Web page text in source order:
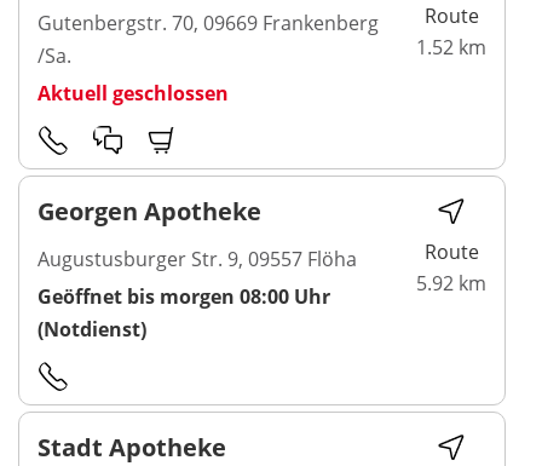
Gutenbergstr. 70, 09669 Frankenberg
/Sa.
Aktuell geschlossen
Route
1.52 km
Georgen Apotheke
Augustusburger Str. 9, 09557 Flöha
Geöffnet bis morgen 08:00 Uhr
(Notdienst)
Route
5.92 km
Stadt Apotheke